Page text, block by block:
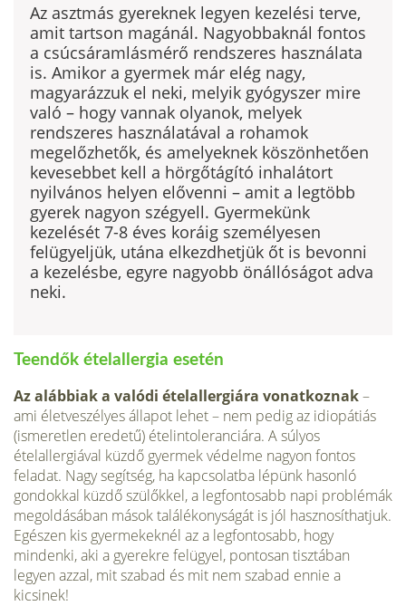
Az asztmás gyereknek legyen kezelési terve,
amit tartson magánál. Nagyobbaknál fontos
a csúcsáramlásmérő rendszeres használata
is. Amikor a gyermek már elég nagy,
magyarázzuk el neki, melyik gyógyszer mire
való – hogy vannak olyanok, melyek
rendszeres használatával a rohamok
megelőzhetők, és amelyeknek köszönhetően
kevesebbet kell a hörgőtágító inhalátort
nyilvános helyen elővenni – amit a legtöbb
gyerek nagyon szégyell. Gyermekünk
kezelését 7-8 éves koráig személyesen
felügyeljük, utána elkezdhetjük őt is bevonni
a kezelésbe, egyre nagyobb önállóságot adva
neki.
Teendők ételallergia esetén
Az alábbiak a valódi ételallergiára vonatkoznak–
ami életveszélyes állapot lehet – nem pedig az idiopátiás
(ismeretlen eredetű) ételintoleranciára. A súlyos
ételallergiával küzdő gyermek védelme nagyon fontos
feladat. Nagy segítség, ha kapcsolatba lépünk hasonló
gondokkal küzdő szülőkkel, a legfontosabb napi problémák
megoldásában mások találékonyságát is jól hasznosíthatjuk.
Egészen kis gyermekeknél az a legfontosabb, hogy
mindenki, aki a gyerekre felügyel, pontosan tisztában
legyen azzal, mit szabad és mit nem szabad ennie a
kicsinek!